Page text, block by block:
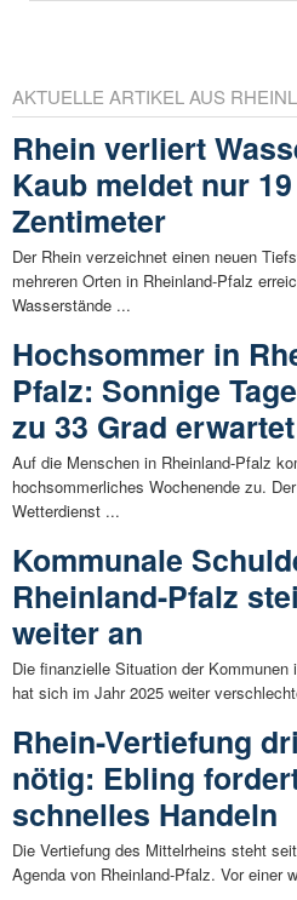
AKTUELLE ARTIKEL AUS
Rhein verliert
Kaub meldet nur 19
Zentimeter
Der Rhein verzeichnet einen neuen
mehreren Orten in Rheinland-Pfalz
Wasserstände ...
Hochsommer in
Pfalz: Sonnige
zu 33 Grad erwartet
Auf die Menschen in Rheinland-Pfalz
hochsommerliches Wochenende zu.
Wetterdienst ...
Kommunale
Rheinland-Pfalz
weiter an
Die finanzielle Situation der Kommunen
hat sich im Jahr 2025 weiter
Rhein-Vertiefung
nötig: Ebling
schnelles Handeln
Die Vertiefung des Mittelrheins steht
Agenda von Rheinland-Pfalz. Vor einer